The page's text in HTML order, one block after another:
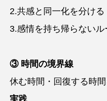
2.共感と同一化を分ける
3.感情を持ち帰らない
③ 時間の境界線
休む時間・回復する時間